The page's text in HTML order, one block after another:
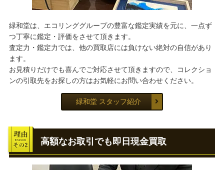
緑和堂は、エコリンググループの豊富な鑑定実績を元に、一点ず
つ丁寧に鑑定・評価をさせて頂きます。
査定力・鑑定力では、他の買取店には負けない絶対の自信があり
ます。
お見積りだけでも喜んでご対応させて頂きますので、コレクショ
ンの引取先をお探しの方はお気軽にお問い合わせください。
緑和堂 スタッフ紹介
高額なお取引でも即日現金買取